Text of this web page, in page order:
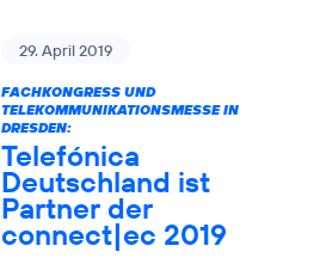
29. April 2019
FACHKONGRESS UND
TELEKOMMUNIKATIONSMESSE IN
DRESDEN:
Telefónica
Deutschland ist
Partner der
connect|ec 2019